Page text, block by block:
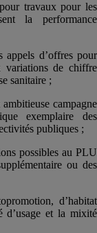
travaux pour les
la performance
appels d’offres pour
variations de chiffre
sanitaire ;
campagne
exemplaire des
publiques ;
possibles au PLU
ou des
d’habitat
d’usage et la mixité